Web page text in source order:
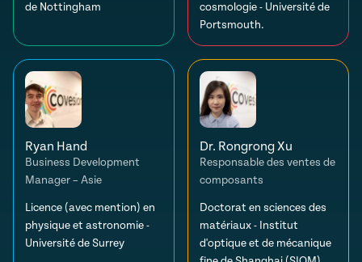
de Nottingham
cosmologie - Université de
Portsmouth.
Ryan Hand
Business Development
Manager – Asie
Licence (avec mention) en
physique et astronomie -
Université de Surrey
Dr. Rongrong Xu
Responsable des ventes de
composants
Doctorat en sciences des
matériaux - Institut
d'optique et de mécanique